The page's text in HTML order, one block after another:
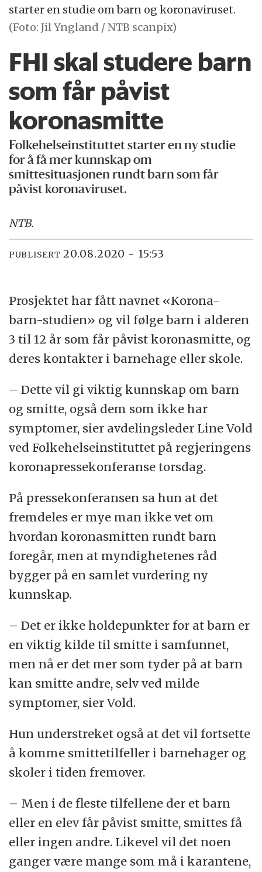
starter en studie om barn og koronaviruset.
(Foto: Jil Yngland / NTB scanpix)
FHI skal studere barn
som får påvist
koronasmitte
Folkehelseinstituttet starter en ny studie
for å få mer kunnskap om
smittesituasjonen rundt barn som får
påvist koronaviruset.
NTB.
PUBLISERT 20.08.2020 - 15:53
Prosjektet har fått navnet «Korona-
barn-studien» og vil følge barn i alderen
3 til 12 år som får påvist koronasmitte, og
deres kontakter i barnehage eller skole.
– Dette vil gi viktig kunnskap om barn
og smitte, også dem som ikke har
symptomer, sier avdelingsleder Line Vold
ved Folkehelseinstituttet på regjeringens
koronapressekonferanse torsdag.
På pressekonferansen sa hun at det
fremdeles er mye man ikke vet om
hvordan koronasmitten rundt barn
foregår, men at myndighetenes råd
bygger på en samlet vurdering ny
kunnskap.
– Det er ikke holdepunkter for at barn er
en viktig kilde til smitte i samfunnet,
men nå er det mer som tyder på at barn
kan smitte andre, selv ved milde
symptomer, sier Vold.
Hun understreket også at det vil fortsette
å komme smittetilfeller i barnehager og
skoler i tiden fremover.
– Men i de fleste tilfellene der et barn
eller en elev får påvist smitte, smittes få
eller ingen andre. Likevel vil det noen
ganger være mange som må i karantene,